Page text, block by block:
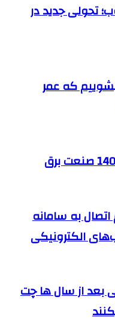
تحولی جدید در
که عمر
به سامانه
الکترونیکی
بعد از سال ها چت